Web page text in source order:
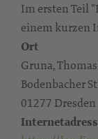
Im ersten Teil
einem kurzen
Ort
Gruna,
Bodenbacher
01277 Dresden